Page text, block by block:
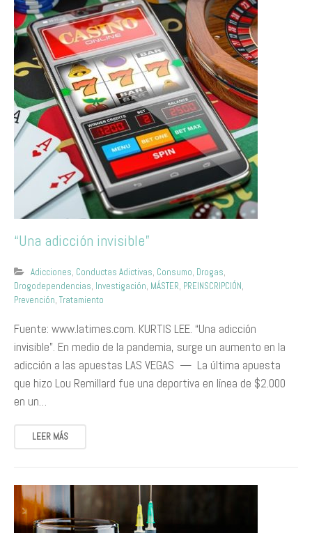
“Una adicción invisible”
Adicciones, Conductas Adictivas, Consumo, Drogas,
Drogodependencias, Investigación, MÁSTER, PREINSCRIPCIÓN,
Prevención, Tratamiento
Fuente: www.latimes.com. KURTIS LEE. “Una adicción
invisible”. En medio de la pandemia, surge un aumento en la
adicción a las apuestas LAS VEGAS — La última apuesta
que hizo Lou Remillard fue una deportiva en línea de $2.000
en un…
LEER MÁS